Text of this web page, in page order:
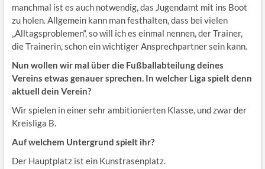
manchmal ist es auch notwendig, das Jugendamt mit ins Boot
zu holen. Allgemein kann man festhalten, dass bei vielen
„Alltagsproblemen“, so will ich es einmal nennen, der Trainer,
die Trainerin, schon ein wichtiger Ansprechpartner sein kann.
Nun wollen wir mal über die Fußballabteilung deines
Vereins etwas genauer sprechen. In welcher Liga spielt denn
aktuell dein Verein?
Wir spielen in einer sehr ambitionierten Klasse, und zwar der
Kreisliga B.
Auf welchem Untergrund spielt ihr?
Der Hauptplatz ist ein Kunstrasenplatz.